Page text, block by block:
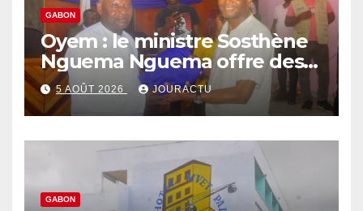
GABON
Oyem : le ministre Sosthène
Nguema Nguema offre des
nouvelles tenues aux chefs
de quartiers
5 AOÛT 2026 JOURACTU
GABON